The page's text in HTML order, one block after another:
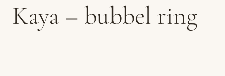
Kaya – bubbel ring